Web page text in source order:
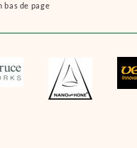
bas de page